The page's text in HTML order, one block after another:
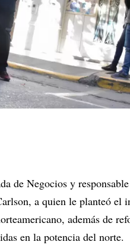
de Negocios y
a quien le planteó el
además de
en la potencia del norte.